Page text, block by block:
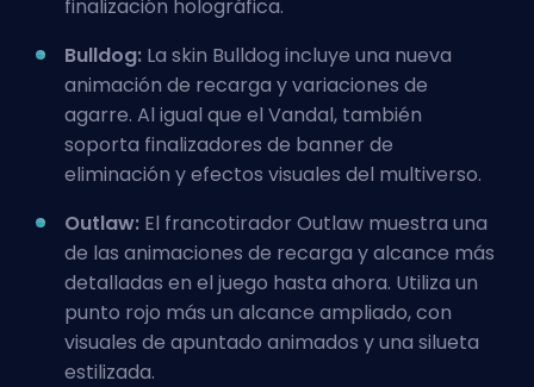
finalización holográfica.
Bulldog: La skin Bulldog incluye una nueva
animación de recarga y variaciones de
agarre. Al igual que el Vandal, también
soporta finalizadores de banner de
eliminación y efectos visuales del multiverso.
Outlaw: El francotirador Outlaw muestra una
de las animaciones de recarga y alcance más
detalladas en el juego hasta ahora. Utiliza un
punto rojo más un alcance ampliado, con
visuales de apuntado animados y una silueta
estilizada.